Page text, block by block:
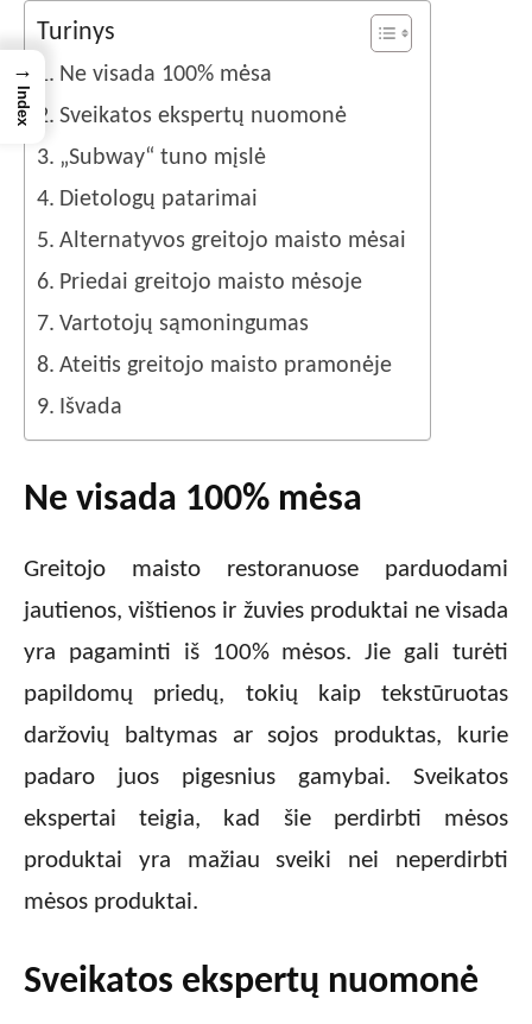
Turinys
Ne visada 100% mėsa
Sveikatos ekspertų nuomonė
„Subway“ tuno mįslė
Dietologų patarimai
Alternatyvos greitojo maisto mėsai
Priedai greitojo maisto mėsoje
Vartotojų sąmoningumas
Ateitis greitojo maisto pramonėje
Išvada
Ne visada 100% mėsa
Greitojo maisto restoranuose parduodami
jautienos, vištienos ir žuvies produktai ne visada
yra pagaminti iš 100% mėsos. Jie gali turėti
papildomų priedų, tokių kaip tekstūruotas
daržovių baltymas ar sojos produktas, kurie
padaro juos pigesnius gamybai. Sveikatos
ekspertai teigia, kad šie perdirbti mėsos
produktai yra mažiau sveiki nei neperdirbti
mėsos produktai.
Sveikatos ekspertų nuomonė
→
Index